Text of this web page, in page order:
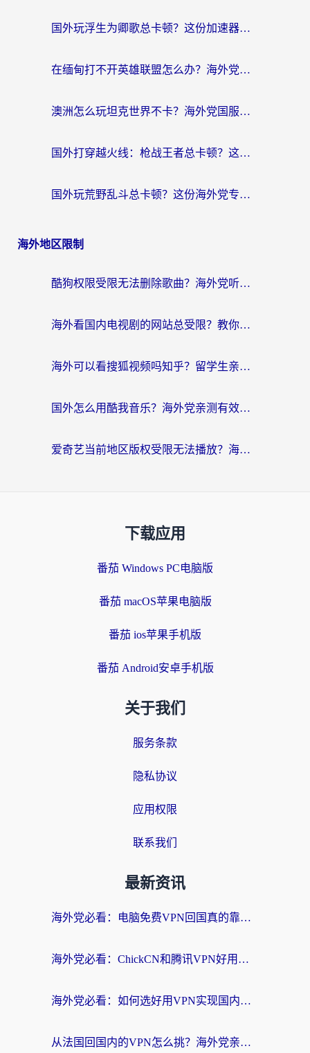
国外玩浮生为卿歌总卡顿？这份加速器选择指南帮你找回丝滑体验
在缅甸打不开英雄联盟怎么办？海外党亲测有效的国服游戏加速指南
澳洲怎么玩坦克世界不卡？海外党国服游戏加速终极指南（附逆战奇妙碰碰车解决方案）
国外打穿越火线：枪战王者总卡顿？这篇加速器推荐下载指南帮你解决延迟难题
国外玩荒野乱斗总卡顿？这份海外党专属的国服游戏加速攻略请收好
海外地区限制
酷狗权限受限无法删除歌曲？海外党听国内音乐的终极解决方案来了
海外看国内电视剧的网站总受限？教你选对回国加速器，轻松追热剧
海外可以看搜狐视频吗知乎？留学生亲测有效的回国加速器选择指南
国外怎么用酷我音乐？海外党亲测有效的回国加速方案，附千千音乐中文歌收听指南
爱奇艺当前地区版权受限无法播放？海外党追剧看电影的终极解决方案来了
下载应用
番茄 Windows PC电脑版
番茄 macOS苹果电脑版
番茄 ios苹果手机版
番茄 Android安卓手机版
关于我们
服务条款
隐私协议
应用权限
联系我们
最新资讯
海外党必看：电脑免费VPN回国真的靠谱吗？附实测对比与最优方案指南
海外党必看：ChickCN和腾讯VPN好用吗？3招选对回国加速器，告别地区限制
海外党必看：如何选好用VPN实现国内资源无缝访问？从越南到全球都适用
从法国回国内的VPN怎么挑？海外党亲测：稳定、多端、安全才是关键